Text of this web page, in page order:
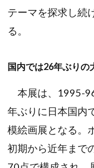
テーマを探求し続
る。
国内では26年ぶりの
本展は、1995-
年ぶりに日本国内
模絵画展となる。
初期から近年まで